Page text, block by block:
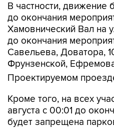
В частности, движение
до окончания
Хамовнический Вал на
до окончания
Савельева, Доватора,
Фрунзенской,
Проектируемом
Кроме того, на всех
августа с 00:01 до
будет запрещена